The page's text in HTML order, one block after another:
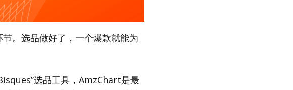
。选品做好了，一个爆款就能为
选品工具，AmzChart是最